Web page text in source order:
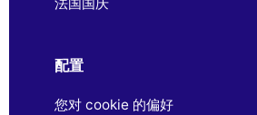
法国国庆
配置
您对 cookie 的偏好